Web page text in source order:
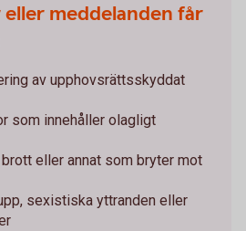
meddelanden får
av upphovsrättsskyddat
som innehåller olagligt
eller annat som bryter mot
sexistiska yttranden eller